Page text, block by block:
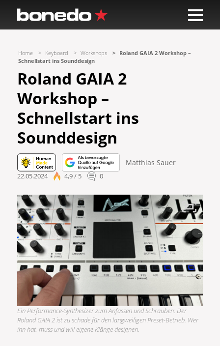
Home Keyboard Workshops
Roland GAIA 2 Workshop –
Schnellstart ins Sounddesign
Roland GAIA 2
Workshop –
Schnellstart ins
Sounddesign
Matthias Sauer
22.05.2024 4,9 / 5 0
Ein Performance-Synthesizer zum Anfassen und Schrauben: Der
Roland GAIA 2 ist zu schade für den langweiligen Preset-Betrieb. Wer
ihn hat, muss und will eigene Klänge designen.